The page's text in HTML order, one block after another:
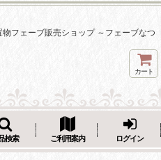
フェーブ販売ショップ ～フェーブなつ
カート
検索 ご利用案内 ログイン